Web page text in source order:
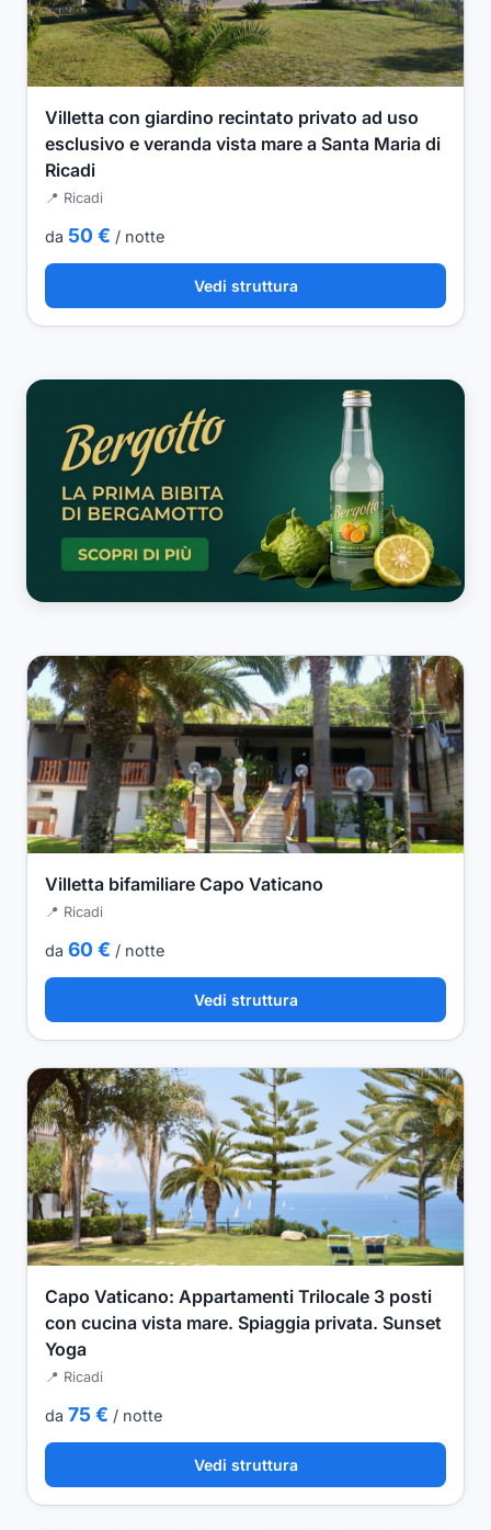
Villetta con giardino recintato privato ad uso
esclusivo e veranda vista mare a Santa Maria di
Ricadi
📍 Ricadi
da 50 € / notte
Vedi struttura
Villetta bifamiliare Capo Vaticano
📍 Ricadi
da 60 € / notte
Vedi struttura
Capo Vaticano: Appartamenti Trilocale 3 posti
con cucina vista mare. Spiaggia privata. Sunset
Yoga
📍 Ricadi
da 75 € / notte
Vedi struttura